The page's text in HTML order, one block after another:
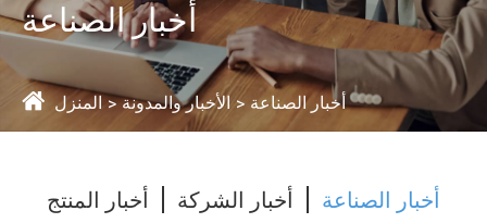
أخبار الصناعة
المنزل الأخبار والمدونة أخبار الصناعة
أخبار المنتج أخبار الشركة أخبار الصناعة